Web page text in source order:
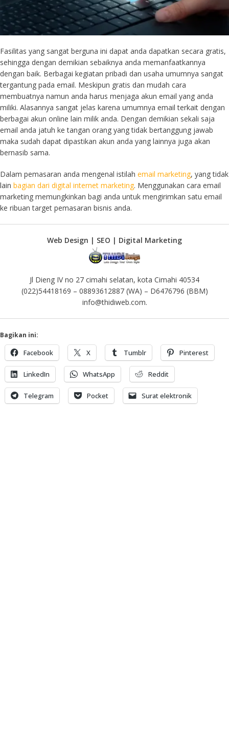
Fasilitas yang sangat berguna ini dapat anda dapatkan secara gratis,
sehingga dengan demikian sebaiknya anda memanfaatkannya
dengan baik. Berbagai kegiatan pribadi dan usaha umumnya sangat
tergantung pada email. Meskipun gratis dan mudah cara
membuatnya namun anda harus menjaga akun email yang anda
miliki. Alasannya sangat jelas karena umumnya email terkait dengan
berbagai akun online lain milik anda. Dengan demikian sekali saja
email anda jatuh ke tangan orang yang tidak bertanggung jawab
maka sudah dapat dipastikan akun anda yang lainnya juga akan
bernasib sama.
Dalam pemasaran anda mengenal istilah email marketing, yang tidak
lain bagian dari digital internet marketing. Menggunakan cara email
marketing memungkinkan bagi anda untuk mengirimkan satu email
ke ribuan target pemasaran bisnis anda.
Web Design | SEO | Digital Marketing
Jl Dieng IV no 27 cimahi selatan, kota Cimahi 40534
(022)54418169 – 08893612887 (WA) – D6476796 (BBM)
info@thidiweb.com.
Bagikan ini:
Facebook X Tumblr Pinterest
LinkedIn WhatsApp Reddit
Telegram Pocket Surat elektronik